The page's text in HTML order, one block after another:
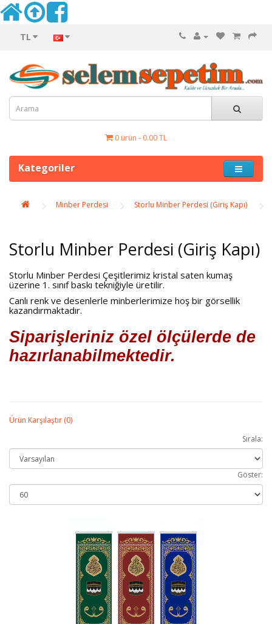
TL
0 ürün - 0.00 TL
Kategoriler
Minber Perdesi Storlu Minber Perdesi (Giriş Kapı)
Storlu Minber Perdesi (Giriş Kapı)
Storlu Minber Perdesi Çeşitlerimiz kristal saten kumaş
üzerine 1. sınıf baskı tekniğiyle üretilir.
Canlı renk ve desenlerle minberlerimize hoş bir görsellik
kazandırmaktadır.
Siparişleriniz özel ölçülerde de
hazırlanabilmektedir.
Ürün Karşılaştır (0)
Sırala:
Göster: